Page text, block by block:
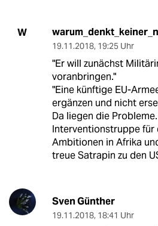
W
19.11.2018, 19:25 Uhr
"Er will zunächst
voranbringen."
"Eine künftige EU-
ergänzen und nicht
Da liegen die
Interventionstruppe für
Ambitionen in Afrika
treue Satrapin zu den
Sven Günther
19.11.2018, 18:41 Uhr